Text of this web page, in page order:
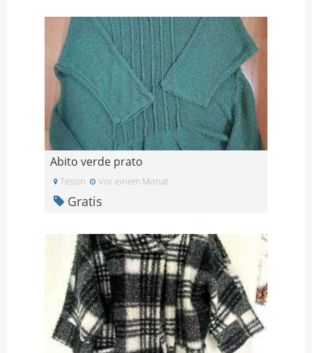
Abito verde prato
Tessin Vor einem Monat
Gratis